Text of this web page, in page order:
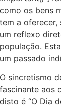
como os bens
tem a oferecer,
um reflexo
população.
um passado
O sincretismo
fascinante aos
disto é “O Dia